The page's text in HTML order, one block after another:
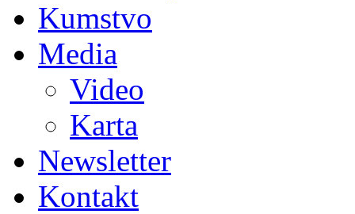
Kumstvo
Media
Video
Karta
Newsletter
Kontakt